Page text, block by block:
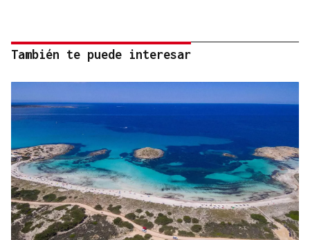
También te puede interesar